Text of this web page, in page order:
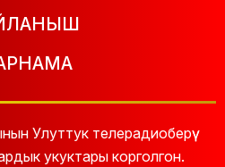
Улуттук телерадиоберүү
укуктары корголгон.